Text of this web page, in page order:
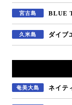
宮古島 BLUE
久米島 ダイブ
奄美大島 ネイテ